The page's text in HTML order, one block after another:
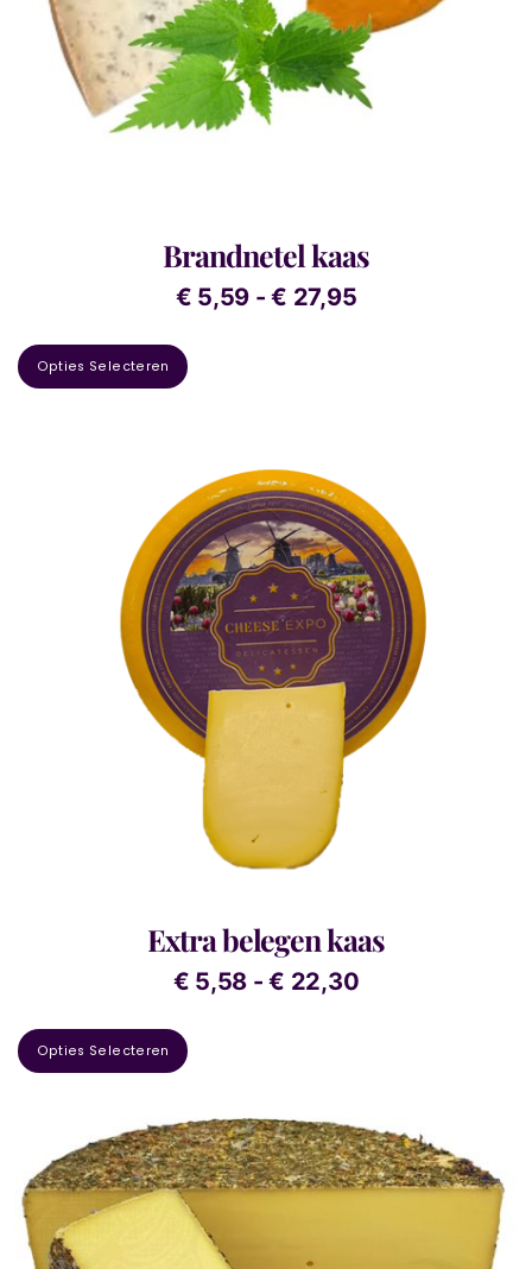
Brandnetel kaas
€ 5,59 - € 27,95
Opties Selecteren
Extra belegen kaas
€ 5,58 - € 22,30
Opties Selecteren